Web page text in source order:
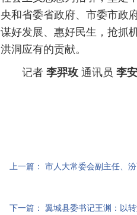
央和省委省政府、市委市政
谋好发展、惠好民生，抢抓
洪洞应有的贡献。
记者李羿玫通讯员 李
上一篇： 市人大常委会副主任、
下一篇： 翼城县委书记王渊：以